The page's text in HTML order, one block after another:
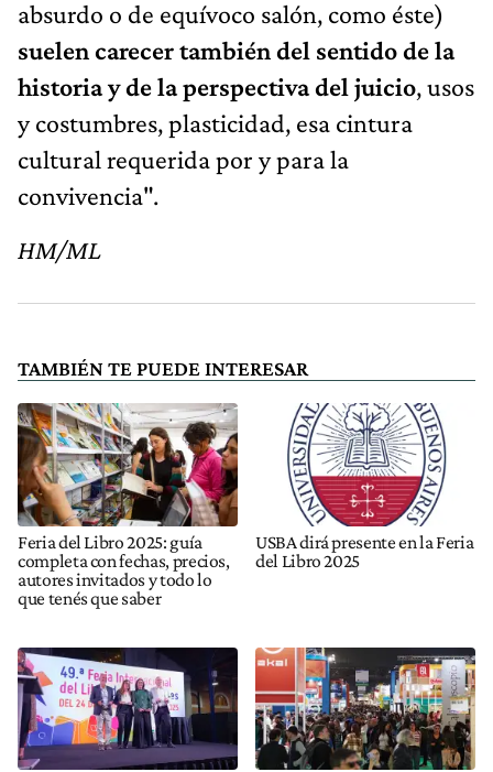
absurdo o de equívoco salón, como éste)
suelen carecer también del sentido de la
historia y de la perspectiva del juicio, usos
y costumbres, plasticidad, esa cintura
cultural requerida por y para la
convivencia".
HM/ML
TAMBIÉN TE PUEDE INTERESAR
Feria del Libro 2025: guía
completa con fechas, precios,
autores invitados y todo lo
que tenés que saber
USBA dirá presente en la Feria
del Libro 2025